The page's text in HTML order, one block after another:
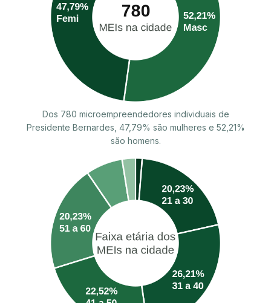
Dos 780 microempreendedores individuais de
Presidente Bernardes, 47,79% são mulheres e 52,21%
são homens.